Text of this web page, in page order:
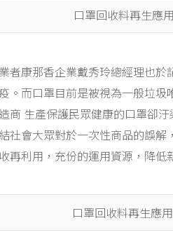
口罩回收料再生應
者康那香企業戴秀玲總經理也
。而口罩目前是被視為一般垃
商 生產保護民眾健康的口罩卻
社會大眾對於一次性商品的誤
再利用，充份的運用資源，降低
口罩回收料再生應